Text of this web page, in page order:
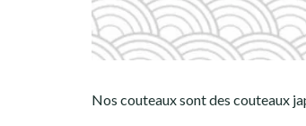
Nos couteaux sont des couteaux